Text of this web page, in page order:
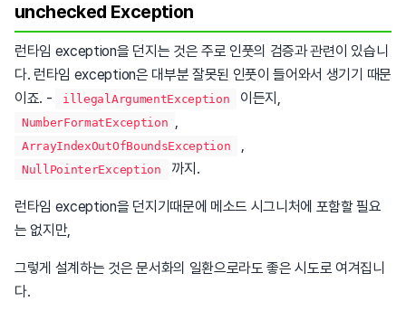
unchecked Exception
런타임 exception을 던지는 것은 주로 인풋의 검증과 관련이 있습니
다. 런타임 exception은 대부분 잘못된 인풋이 들어와서 생기기 때문
이죠. -
illegalArgumentException 이든지,
NumberFormatException ,
ArrayIndexOutOfBoundsException ,
NullPointerException 까지.
런타임 exception을 던지기때문에 메소드 시그니처에 포함할 필요
는 없지만,
그렇게 설계하는 것은 문서화의 일환으로라도 좋은 시도로 여겨집니
다.